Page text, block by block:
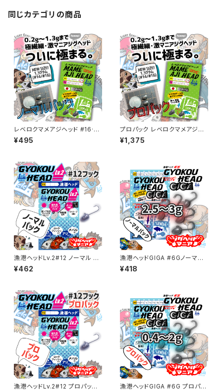
同じカテゴリの商品
レベロクマメアジヘッド #16·#1
4ノーマルパック【JigHead Ma
nia】 各サイズ
¥495
プロパック レベロクマメアジヘ
ッド #16·#14【JigHead Mani
a】 各サイズ
¥1,375
漁港ヘッドLv.2#12 ノーマル 各
サイズ【JigheadMania】
¥462
漁港ヘッドGIGA #6Gノーマル
パック 2.5～3g【JigHead Ma
nia】
¥418
漁港ヘッドLv.2#12 プロパック
漁港ヘッドGIGA #6G プロパッ